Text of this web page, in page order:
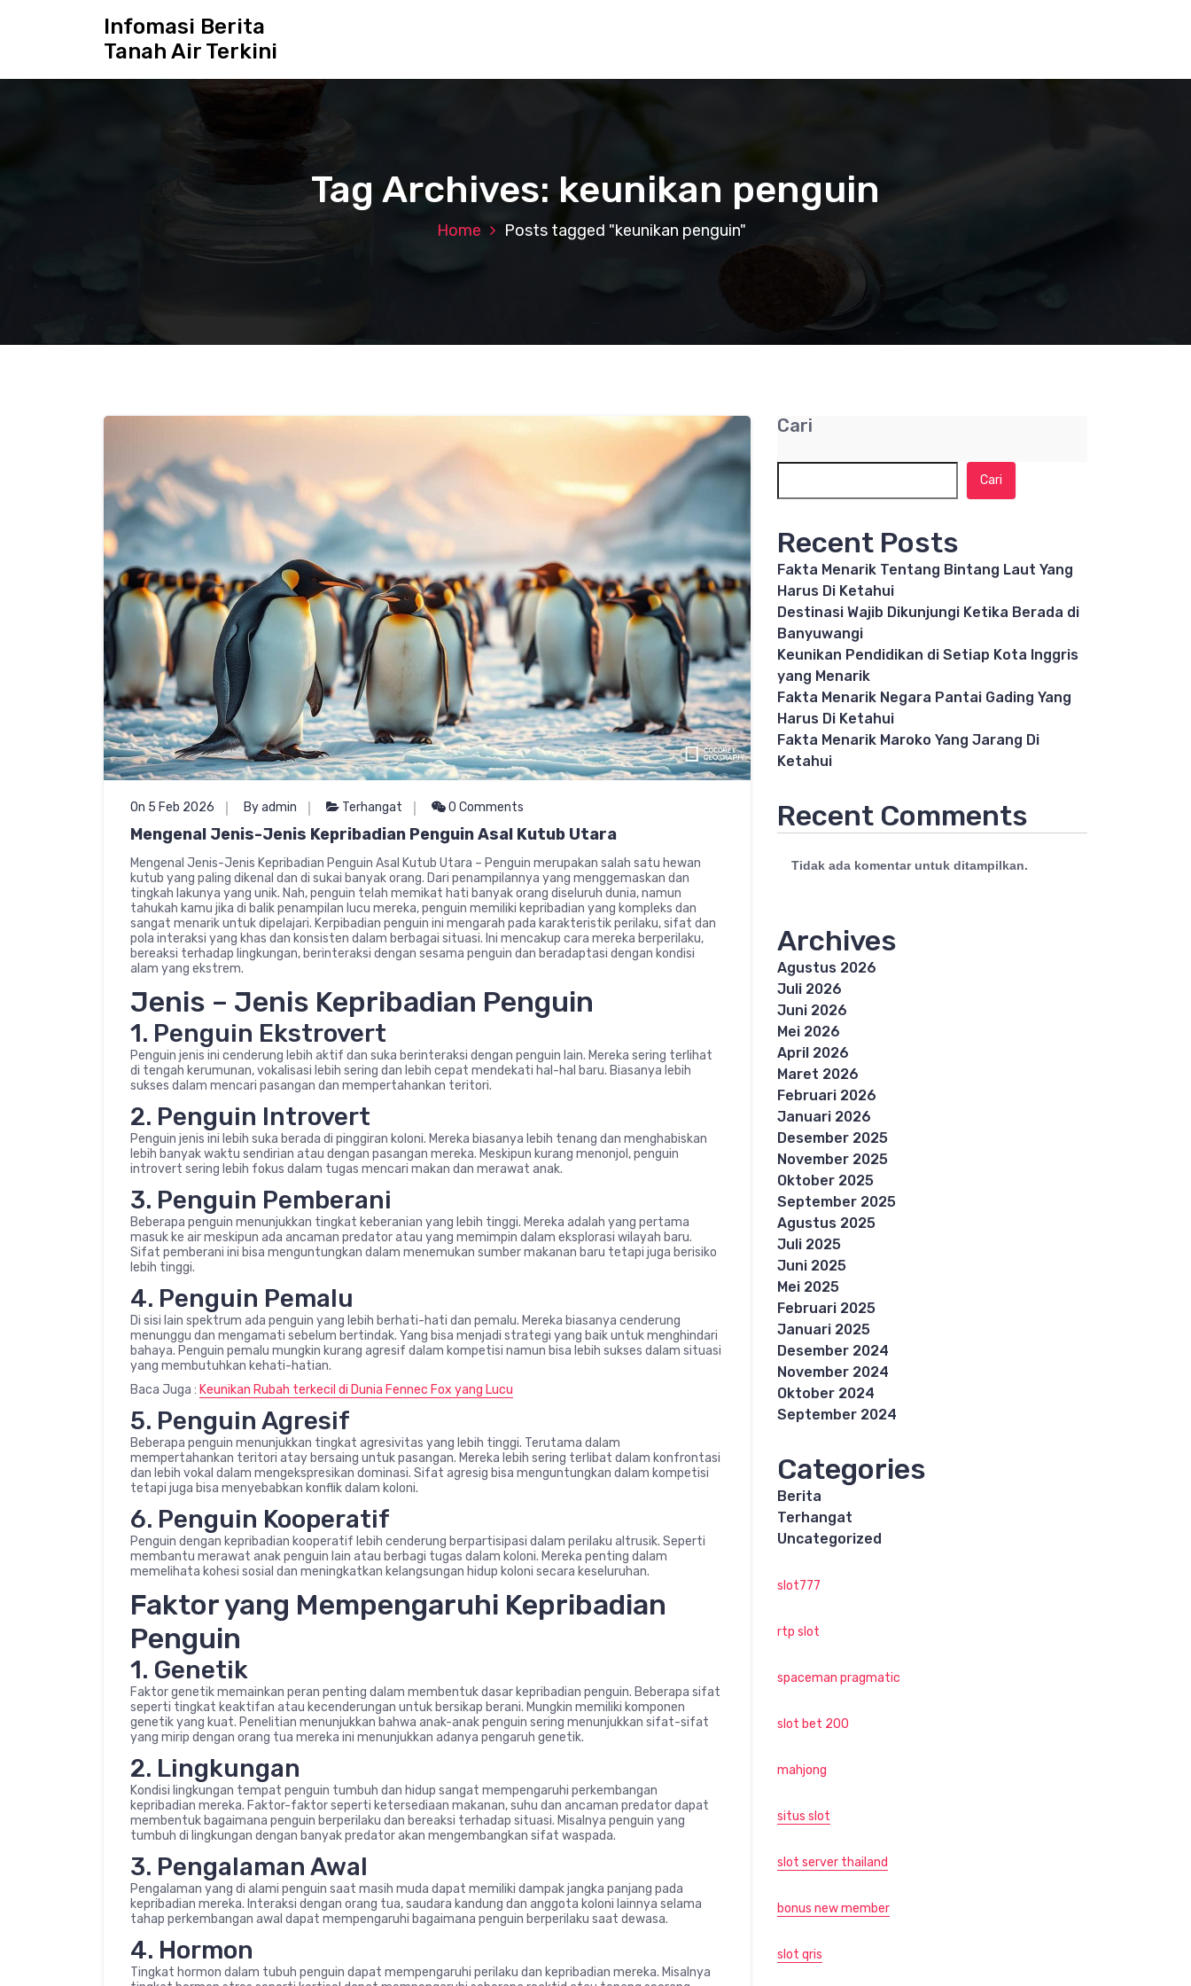
Infomasi Berita
Tanah Air Terkini
Tag Archives: keunikan penguin
Home Posts tagged "keunikan penguin"
On 5 Feb 2026 By admin Terhangat 0 Comments
Mengenal Jenis-Jenis Kepribadian Penguin Asal Kutub Utara
Mengenal Jenis-Jenis Kepribadian Penguin Asal Kutub Utara – Penguin merupakan salah satu hewan
kutub yang paling dikenal dan di sukai banyak orang. Dari penampilannya yang menggemaskan dan
tingkah lakunya yang unik. Nah, penguin telah memikat hati banyak orang diseluruh dunia, namun
tahukah kamu jika di balik penampilan lucu mereka, penguin memiliki kepribadian yang kompleks dan
sangat menarik untuk dipelajari. Kerpibadian penguin ini mengarah pada karakteristik perilaku, sifat dan
pola interaksi yang khas dan konsisten dalam berbagai situasi. Ini mencakup cara mereka berperilaku,
bereaksi terhadap lingkungan, berinteraksi dengan sesama penguin dan beradaptasi dengan kondisi
alam yang ekstrem.
Jenis – Jenis Kepribadian Penguin
1. Penguin Ekstrovert
Penguin jenis ini cenderung lebih aktif dan suka berinteraksi dengan penguin lain. Mereka sering terlihat
di tengah kerumunan, vokalisasi lebih sering dan lebih cepat mendekati hal-hal baru. Biasanya lebih
sukses dalam mencari pasangan dan mempertahankan teritori.
2. Penguin Introvert
Penguin jenis ini lebih suka berada di pinggiran koloni. Mereka biasanya lebih tenang dan menghabiskan
lebih banyak waktu sendirian atau dengan pasangan mereka. Meskipun kurang menonjol, penguin
introvert sering lebih fokus dalam tugas mencari makan dan merawat anak.
3. Penguin Pemberani
Beberapa penguin menunjukkan tingkat keberanian yang lebih tinggi. Mereka adalah yang pertama
masuk ke air meskipun ada ancaman predator atau yang memimpin dalam eksplorasi wilayah baru.
Sifat pemberani ini bisa menguntungkan dalam menemukan sumber makanan baru tetapi juga berisiko
lebih tinggi.
4. Penguin Pemalu
Di sisi lain spektrum ada penguin yang lebih berhati-hati dan pemalu. Mereka biasanya cenderung
menunggu dan mengamati sebelum bertindak. Yang bisa menjadi strategi yang baik untuk menghindari
bahaya. Penguin pemalu mungkin kurang agresif dalam kompetisi namun bisa lebih sukses dalam situasi
yang membutuhkan kehati-hatian.
Baca Juga : Keunikan Rubah terkecil di Dunia Fennec Fox yang Lucu
5. Penguin Agresif
Beberapa penguin menunjukkan tingkat agresivitas yang lebih tinggi. Terutama dalam
mempertahankan teritori atay bersaing untuk pasangan. Mereka lebih sering terlibat dalam konfrontasi
dan lebih vokal dalam mengekspresikan dominasi. Sifat agresig bisa menguntungkan dalam kompetisi
tetapi juga bisa menyebabkan konflik dalam koloni.
6. Penguin Kooperatif
Penguin dengan kepribadian kooperatif lebih cenderung berpartisipasi dalam perilaku altrusik. Seperti
membantu merawat anak penguin lain atau berbagi tugas dalam koloni. Mereka penting dalam
memelihata kohesi sosial dan meningkatkan kelangsungan hidup koloni secara keseluruhan.
Faktor yang Mempengaruhi Kepribadian
Penguin
1. Genetik
Faktor genetik memainkan peran penting dalam membentuk dasar kepribadian penguin. Beberapa sifat
seperti tingkat keaktifan atau kecenderungan untuk bersikap berani. Mungkin memiliki komponen
genetik yang kuat. Penelitian menunjukkan bahwa anak-anak penguin sering menunjukkan sifat-sifat
yang mirip dengan orang tua mereka ini menunjukkan adanya pengaruh genetik.
2. Lingkungan
Kondisi lingkungan tempat penguin tumbuh dan hidup sangat mempengaruhi perkembangan
kepribadian mereka. Faktor-faktor seperti ketersediaan makanan, suhu dan ancaman predator dapat
membentuk bagaimana penguin berperilaku dan bereaksi terhadap situasi. Misalnya penguin yang
tumbuh di lingkungan dengan banyak predator akan mengembangkan sifat waspada.
3. Pengalaman Awal
Pengalaman yang di alami penguin saat masih muda dapat memiliki dampak jangka panjang pada
kepribadian mereka. Interaksi dengan orang tua, saudara kandung dan anggota koloni lainnya selama
tahap perkembangan awal dapat mempengaruhi bagaimana penguin berperilaku saat dewasa.
4. Hormon
Tingkat hormon dalam tubuh penguin dapat mempengaruhi perilaku dan kepribadian mereka. Misalnya
Cari
Cari
Recent Posts
Fakta Menarik Tentang Bintang Laut Yang
Harus Di Ketahui
Destinasi Wajib Dikunjungi Ketika Berada di
Banyuwangi
Keunikan Pendidikan di Setiap Kota Inggris
yang Menarik
Fakta Menarik Negara Pantai Gading Yang
Harus Di Ketahui
Fakta Menarik Maroko Yang Jarang Di
Ketahui
Recent Comments
Tidak ada komentar untuk ditampilkan.
Archives
Agustus 2026
Juli 2026
Juni 2026
Mei 2026
April 2026
Maret 2026
Februari 2026
Januari 2026
Desember 2025
November 2025
Oktober 2025
September 2025
Agustus 2025
Juli 2025
Juni 2025
Mei 2025
Februari 2025
Januari 2025
Desember 2024
November 2024
Oktober 2024
September 2024
Categories
Berita
Terhangat
Uncategorized
slot777
rtp slot
spaceman pragmatic
slot bet 200
mahjong
situs slot
slot server thailand
bonus new member
slot qris